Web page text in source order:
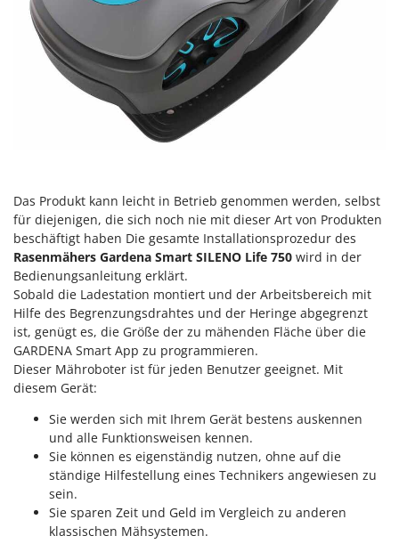
W
Wasserpumpen
Wasserpumpen für Traktoren
Wein- und Obstpressen
Wein- und Ölschichtenfilter
Weitere Produkte
Wurstfüller
Z
Zerstäuber
Zinkeneggen
Zubehör für Rasentraktoren
Komo
Laica
Lampacrescia - MGM
Linea VZ
Lisam
Lotusgrill
M
M.A.I.BO.
Macom
Macte Ovens
Makita
Marcato
Marina Systems
Master
Mastercook
McCulloch
Das Produkt kann leicht in Betrieb genommen werden, selbst
für diejenigen, die sich noch nie mit dieser Art von Produkten
beschäftigt haben Die gesamte Installationsprozedur des
Rasenmähers Gardena Smart SILENO Life 750 wird in der
Bedienungsanleitung erklärt.
Sobald die Ladestation montiert und der Arbeitsbereich mit
Hilfe des Begrenzungsdrahtes und der Heringe abgegrenzt
ist, genügt es, die Größe der zu mähenden Fläche über die
GARDENA Smart App zu programmieren.
Dieser Mähroboter ist für jeden Benutzer geeignet. Mit
diesem Gerät:
Sie werden sich mit Ihrem Gerät bestens auskennen
und alle Funktionsweisen kennen.
Sie können es eigenständig nutzen, ohne auf die
ständige Hilfestellung eines Technikers angewiesen zu
sein.
Sie sparen Zeit und Geld im Vergleich zu anderen
klassischen Mähsystemen.